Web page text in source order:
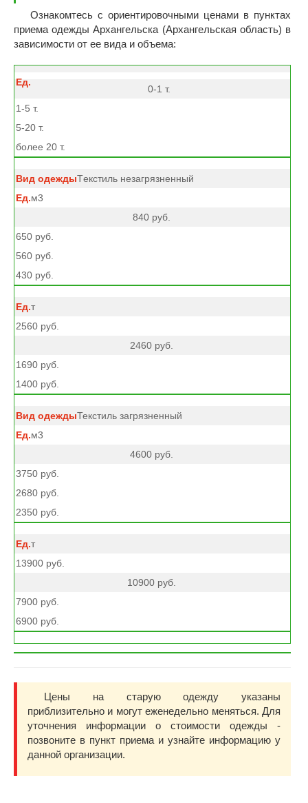
Ознакомтесь с ориентировочными ценами в пунктах
приема одежды Архангельска (Архангельская область) в
зависимости от ее вида и объема:
0-1 т.
1-5 т.
5-20 т.
более 20 т.
Tекстиль незагрязненный
м3
840 руб.
650 руб.
560 руб.
430 руб.
т
2560 руб.
2460 руб.
1690 руб.
1400 руб.
Текстиль загрязненный
м3
4600 руб.
3750 руб.
2680 руб.
2350 руб.
т
13900 руб.
10900 руб.
7900 руб.
6900 руб.
Цены на старую одежду указаны
приблизительно и могут еженедельно меняться. Для
уточнения информации о стоимости одежды -
позвоните в пункт приема и узнайте информацию у
данной организации.